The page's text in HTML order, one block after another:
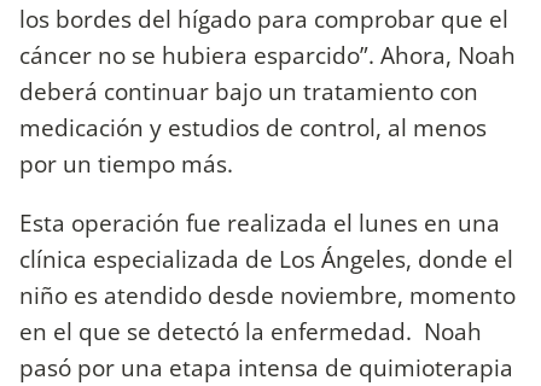
los bordes del hígado para comprobar que el
cáncer no se hubiera esparcido”. Ahora, Noah
deberá continuar bajo un tratamiento con
medicación y estudios de control, al menos
por un tiempo más.
Esta operación fue realizada el lunes en una
clínica especializada de Los Ángeles, donde el
niño es atendido desde noviembre, momento
en el que se detectó la enfermedad. Noah
pasó por una etapa intensa de quimioterapia